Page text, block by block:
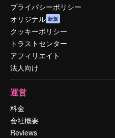
プライバシーポリシー
オリジナル 新規
クッキーポリシー
トラストセンター
アフィリエイト
法人向け
運営
料金
会社概要
Reviews